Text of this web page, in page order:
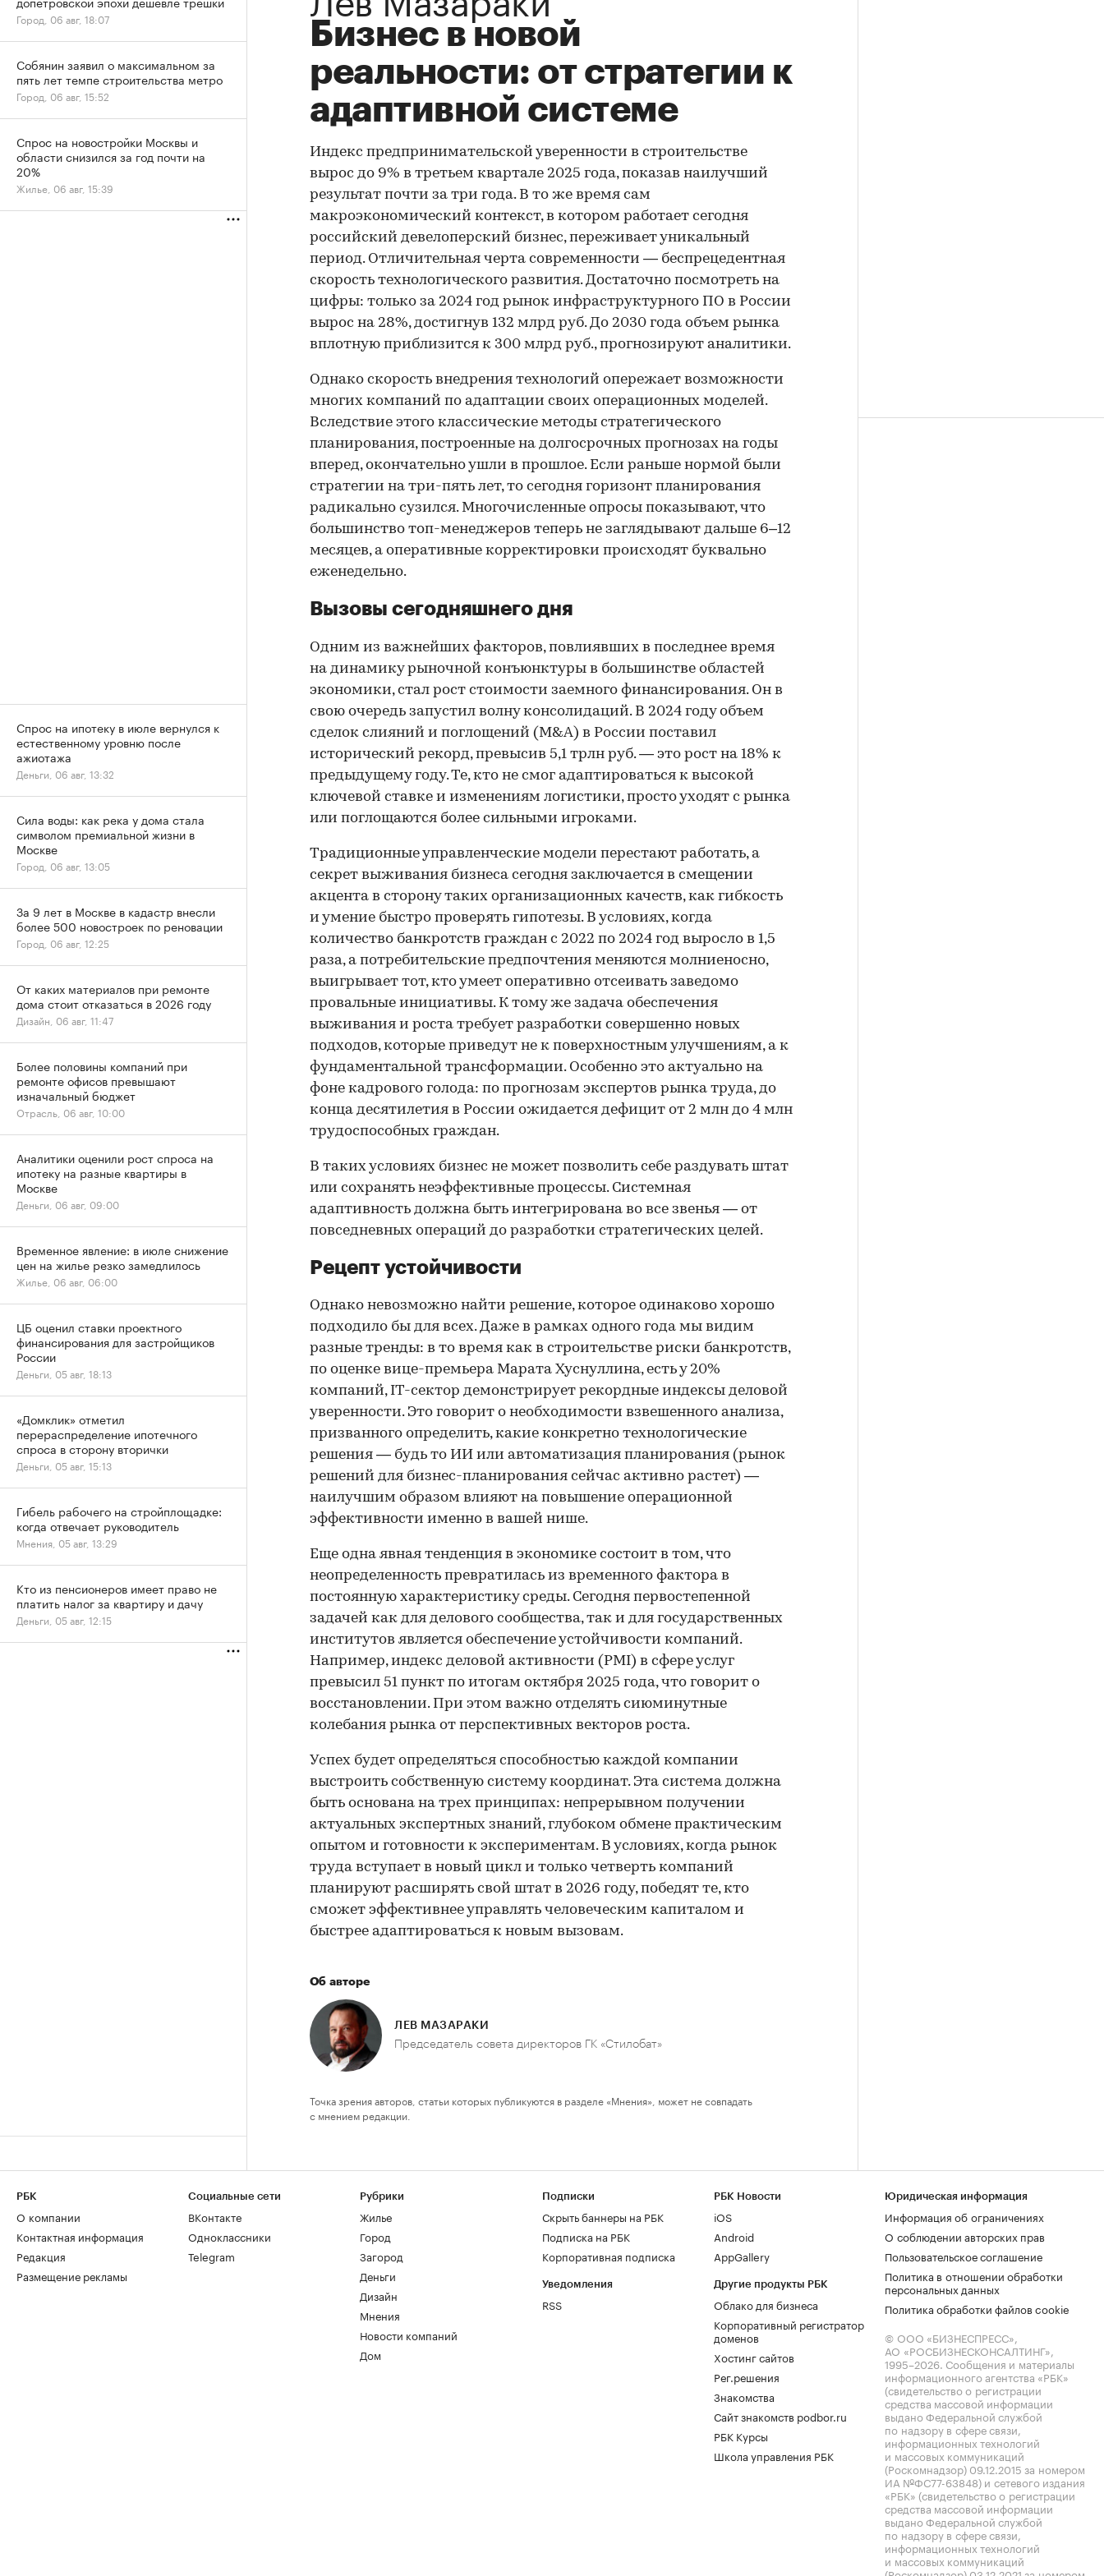
Бизнес в новой
реальности: от стратегии к
адаптивной системе
Индекс предпринимательской уверенности в строительстве
вырос до 9% в третьем квартале 2025 года, показав наилучший
результат почти за три года. В то же время сам
макроэкономический контекст, в котором работает сегодня
российский девелоперский бизнес, переживает уникальный
период. Отличительная черта современности — беспрецедентная
скорость технологического развития. Достаточно посмотреть на
цифры: только за 2024 год рынок инфраструктурного ПО в России
вырос на 28%, достигнув 132 млрд руб. До 2030 года объем рынка
вплотную приблизится к 300 млрд руб., прогнозируют аналитики.
Однако скорость внедрения технологий опережает возможности
многих компаний по адаптации своих операционных моделей.
Вследствие этого классические методы стратегического
планирования, построенные на долгосрочных прогнозах на годы
вперед, окончательно ушли в прошлое. Если раньше нормой были
стратегии на три-пять лет, то сегодня горизонт планирования
радикально сузился. Многочисленные опросы показывают, что
большинство топ-менеджеров теперь не заглядывают дальше 6–12
месяцев, а оперативные корректировки происходят буквально
еженедельно.
Вызовы сегодняшнего дня
Одним из важнейших факторов, повлиявших в последнее время
на динамику рыночной конъюнктуры в большинстве областей
экономики, стал рост стоимости заемного финансирования. Он в
свою очередь запустил волну консолидаций. В 2024 году объем
сделок слияний и поглощений (M&A) в России поставил
исторический рекорд, превысив 5,1 трлн руб. — это рост на 18% к
предыдущему году. Те, кто не смог адаптироваться к высокой
ключевой ставке и изменениям логистики, просто уходят с рынка
или поглощаются более сильными игроками.
Традиционные управленческие модели перестают работать, а
секрет выживания бизнеса сегодня заключается в смещении
акцента в сторону таких организационных качеств, как гибкость
и умение быстро проверять гипотезы. В условиях, когда
количество банкротств граждан с 2022 по 2024 год выросло в 1,5
раза, а потребительские предпочтения меняются молниеносно,
выигрывает тот, кто умеет оперативно отсеивать заведомо
провальные инициативы. К тому же задача обеспечения
выживания и роста требует разработки совершенно новых
подходов, которые приведут не к поверхностным улучшениям, а к
фундаментальной трансформации. Особенно это актуально на
фоне кадрового голода: по прогнозам экспертов рынка труда, до
конца десятилетия в России ожидается дефицит от 2 млн до 4 млн
трудоспособных граждан.
В таких условиях бизнес не может позволить себе раздувать штат
или сохранять неэффективные процессы. Системная
адаптивность должна быть интегрирована во все звенья — от
повседневных операций до разработки стратегических целей.
Рецепт устойчивости
Однако невозможно найти решение, которое одинаково хорошо
подходило бы для всех. Даже в рамках одного года мы видим
разные тренды: в то время как в строительстве риски банкротств,
по оценке вице-премьера Марата Хуснуллина, есть у 20%
компаний, IT-сектор демонстрирует рекордные индексы деловой
уверенности. Это говорит о необходимости взвешенного анализа,
призванного определить, какие конкретно технологические
решения — будь то ИИ или автоматизация планирования (рынок
решений для бизнес-планирования сейчас активно растет) —
наилучшим образом влияют на повышение операционной
эффективности именно в вашей нише.
Еще одна явная тенденция в экономике состоит в том, что
неопределенность превратилась из временного фактора в
постоянную характеристику среды. Сегодня первостепенной
задачей как для делового сообщества, так и для государственных
институтов является обеспечение устойчивости компаний.
Например, индекс деловой активности (PMI) в сфере услуг
превысил 51 пункт по итогам октября 2025 года, что говорит о
восстановлении. При этом важно отделять сиюминутные
колебания рынка от перспективных векторов роста.
Успех будет определяться способностью каждой компании
выстроить собственную систему координат. Эта система должна
быть основана на трех принципах: непрерывном получении
актуальных экспертных знаний, глубоком обмене практическим
опытом и готовности к экспериментам. В условиях, когда рынок
труда вступает в новый цикл и только четверть компаний
планируют расширять свой штат в 2026 году, победят те, кто
сможет эффективнее управлять человеческим капиталом и
быстрее адаптироваться к новым вызовам.
Об авторе
ЛЕВ МАЗАРАКИ
Председатель совета директоров ГК «Стилобат»
Точка зрения авторов, статьи которых публикуются в разделе «Мнения», может не совпадать
с мнением редакции.
Город, 06 авг, 18:07
Собянин заявил о максимальном за
пять лет темпе строительства метро
Город, 06 авг, 15:52
Спрос на новостройки Москвы и
области снизился за год почти на
20%
Жилье, 06 авг, 15:39
Спрос на ипотеку в июле вернулся к
естественному уровню после
ажиотажа
Деньги, 06 авг, 13:32
Сила воды: как река у дома стала
символом премиальной жизни в
Москве
Город, 06 авг, 13:05
За 9 лет в Москве в кадастр внесли
более 500 новостроек по реновации
Город, 06 авг, 12:25
От каких материалов при ремонте
дома стоит отказаться в 2026 году
Дизайн, 06 авг, 11:47
Более половины компаний при
ремонте офисов превышают
изначальный бюджет
Отрасль, 06 авг, 10:00
Аналитики оценили рост спроса на
ипотеку на разные квартиры в
Москве
Деньги, 06 авг, 09:00
Временное явление: в июле снижение
цен на жилье резко замедлилось
Жилье, 06 авг, 06:00
ЦБ оценил ставки проектного
финансирования для застройщиков
России
Деньги, 05 авг, 18:13
«Домклик» отметил
перераспределение ипотечного
спроса в сторону вторички
Деньги, 05 авг, 15:13
Гибель рабочего на стройплощадке:
когда отвечает руководитель
Мнения, 05 авг, 13:29
Кто из пенсионеров имеет право не
платить налог за квартиру и дачу
Деньги, 05 авг, 12:15
РБК
О компании
Контактная информация
Редакция
Размещение рекламы
Социальные сети
ВКонтакте
Одноклассники
Telegram
Рубрики
Жилье
Город
Загород
Деньги
Дизайн
Мнения
Новости компаний
Дом
Подписки
Скрыть баннеры на РБК
Подписка на РБК
Корпоративная подписка
Уведомления
RSS
РБК Новости
iOS
Android
AppGallery
Другие продукты РБК
Облако для бизнеса
Корпоративный регистратор
доменов
Хостинг сайтов
Рег.решения
Знакомства
Сайт знакомств podbor.ru
РБК Курсы
Школа управления РБК
Юридическая информация
Информация об ограничениях
О соблюдении авторских прав
Пользовательское соглашение
Политика в отношении обработки
персональных данных
Политика обработки файлов cookie
© ООО «БИЗНЕСПРЕСС»,
АО «РОСБИЗНЕСКОНСАЛТИНГ»,
1995–2026. Сообщения и материалы
информационного агентства «РБК»
(свидетельство о регистрации
средства массовой информации
выдано Федеральной службой
по надзору в сфере связи,
информационных технологий
и массовых коммуникаций
(Роскомнадзор) 09.12.2015 за номером
ИА №ФС77-63848) и сетевого издания
«РБК» (свидетельство о регистрации
средства массовой информации
выдано Федеральной службой
по надзору в сфере связи,
информационных технологий
и массовых коммуникаций